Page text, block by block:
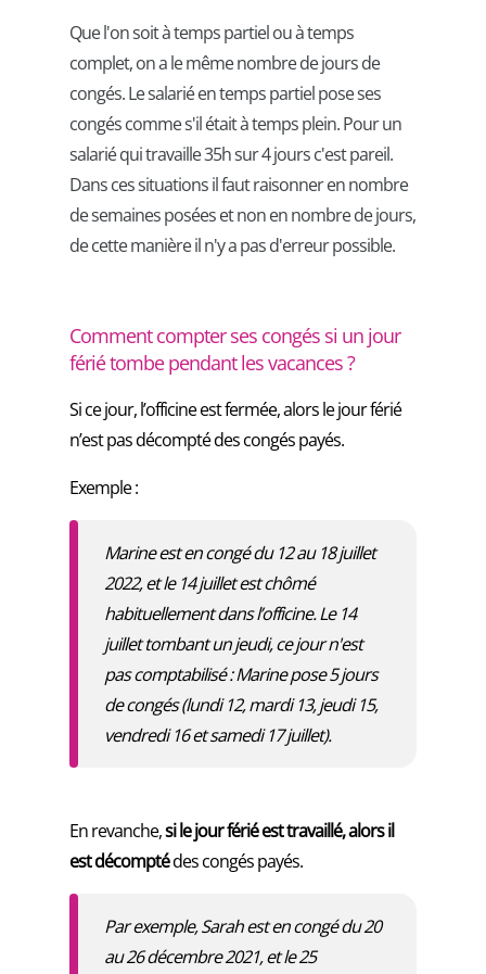
Que l'on soit à temps partiel ou à temps
complet, on a le même nombre de jours de
congés. Le salarié en temps partiel pose ses
congés comme s'il était à temps plein. Pour un
salarié qui travaille 35h sur 4 jours c'est pareil.
Dans ces situations il faut raisonner en nombre
de semaines posées et non en nombre de jours,
de cette manière il n'y a pas d'erreur possible.
Comment compter ses congés si un jour
férié tombe pendant les vacances ?
Si ce jour, l’officine est fermée, alors le jour férié
n’est pas décompté des congés payés.
Exemple :
Marine est en congé du 12 au 18 juillet
2022, et le 14 juillet est chômé
habituellement dans l’officine. Le 14
juillet tombant un jeudi, ce jour n'est
pas comptabilisé : Marine pose 5 jours
de congés (lundi 12, mardi 13, jeudi 15,
vendredi 16 et samedi 17 juillet).
En revanche,si le jour férié est travaillé, alors il
est décomptédes congés payés.
Par exemple, Sarah est en congé du 20
au 26 décembre 2021, et le 25